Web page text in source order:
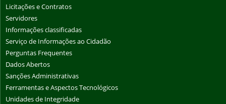
Licitações e Contratos
Servidores
Informações classificadas
Serviço de Informações ao Cidadão
Perguntas Frequentes
Dados Abertos
Sanções Administrativas
Ferramentas e Aspectos Tecnológicos
Unidades de Integridade